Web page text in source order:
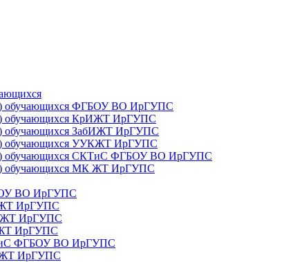
обучающихся ФГБОУ ВО ИрГУПС
обучающихся КрИЖТ ИрГУПС
обучающихся ЗабИЖТ ИрГУПС
обучающихся УУКЖТ ИрГУПС
обучающихся СКТиС ФГБОУ ВО ИрГУПС
обучающихся МК ЖТ ИрГУПС
ВО ИрГУПС
ИрГУПС
ИрГУПС
ЖТ ИрГУПС
ФГБОУ ВО ИрГУПС
ИрГУПС